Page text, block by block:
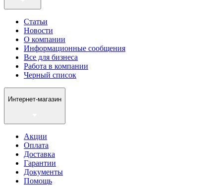
Статьи
Новости
О компании
Информационные сообщения
Все для бизнеса
Работа в компании
Черный список
Интернет-магазин
Акции
Оплата
Доставка
Гарантии
Документы
Помощь